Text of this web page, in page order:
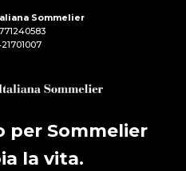
Sommelier
per Sommelier
la vita.